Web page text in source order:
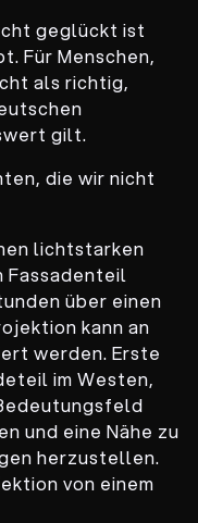
geglückt ist
Für Menschen,
als richtig,
gilt.
die wir nicht
lichtstarken
Fassadenteil
über einen
kann an
werden. Erste
im Westen,
und eine Nähe zu
herzustellen.
von einem